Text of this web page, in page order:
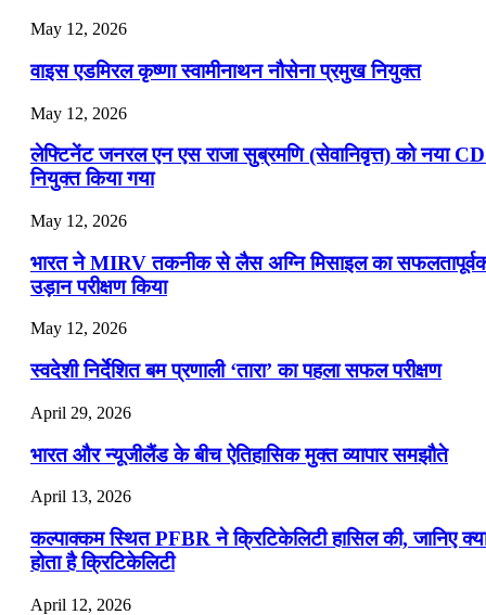
May 12, 2026
वाइस एडमिरल कृष्णा स्वामीनाथन नौसेना प्रमुख नियुक्त
May 12, 2026
लेफ्टिनेंट जनरल एन एस राजा सुब्रमणि (सेवानिवृत्त) को नया
नियुक्त किया गया
May 12, 2026
भारत ने MIRV तकनीक से लैस अग्नि मिसाइल का
उड़ान परीक्षण किया
May 12, 2026
स्वदेशी निर्देशित बम प्रणाली ‘तारा’ का पहला सफल परीक्षण
April 29, 2026
भारत और न्यूजीलैंड के बीच ऐतिहासिक मुक्त व्यापार समझौते
April 13, 2026
कल्पाक्कम स्थित PFBR ने क्रिटिकेलिटी हासिल की, जानिए
होता है क्रिटिकेलिटी
April 12, 2026